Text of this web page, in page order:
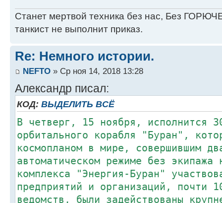
Станет мертвой техника без нас, Без
танкист не выполнит приказ.
Re: Немного истории.
NEFTO » Ср ноя 14, 2018 13:28
Александр писал:
КОД: ВЫДЕЛИТЬ ВСЁ
В четверг, 15 ноября, исполнится
орбитального корабля "Буран",
космопланом в мире, совершившим
автоматическом режиме без
комплекса "Энергия-Буран"
предприятий и организаций, почти
ведомств, были задействованы